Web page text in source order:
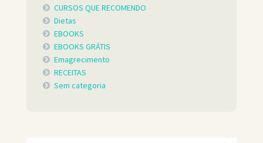
CURSOS QUE RECOMENDO
Dietas
EBOOKS
EBOOKS GRÁTIS
Emagrecimento
RECEITAS
Sem categoria